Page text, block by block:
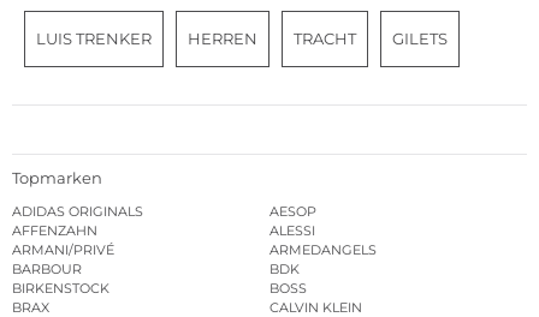
LUIS TRENKER HERREN TRACHT GILETS
Topmarken
ADIDAS ORIGINALS
AESOP
AFFENZAHN
ALESSI
ARMANI/PRIVÉ
ARMEDANGELS
BARBOUR
BDK
BIRKENSTOCK
BOSS
BRAX
CALVIN KLEIN